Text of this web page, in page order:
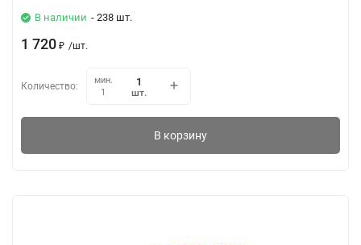
В наличии - 238 шт.
1 720 ₽ /шт.
Количество:
мин.
1
шт.
В корзину